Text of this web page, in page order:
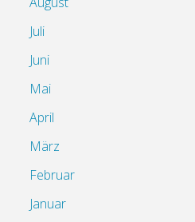
Juli
Juni
Mai
April
März
Februar
Januar